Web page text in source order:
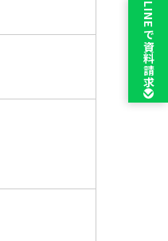
LINEで
資料請求